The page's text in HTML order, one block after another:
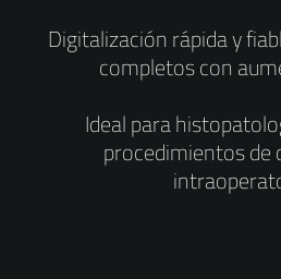
Digitalización rápida y
completos con
Ideal para
procedimientos de